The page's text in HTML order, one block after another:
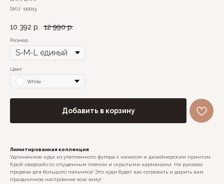
SKU: 110013
10 392 р. 12 990 р.
Размер
Цвет
White
Добавить в корзину
Лимитированная коллекция
Удлиненное худи из утепленного футера с начесом и дизайнерским принтом.
Крой оверсайз со спущенным плечом и скрытыми карманами. На рукавах
прорези для большого пальчика! Это худи будет вас согревать и дарить вам
праздничное настроение всю зиму!